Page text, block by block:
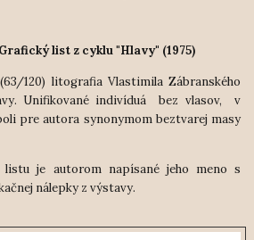
list z cyklu "Hlavy" (1975)
120) litografia Vlastimila Zábranského
Unifikované indivíduá bez vlasov, v
pre autora synonymom beztvarej masy
listu je autorom napísané jeho meno s
nálepky z výstavy.